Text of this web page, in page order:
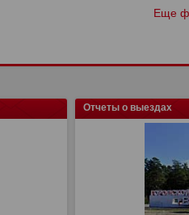
Еще
Отчеты о выездах